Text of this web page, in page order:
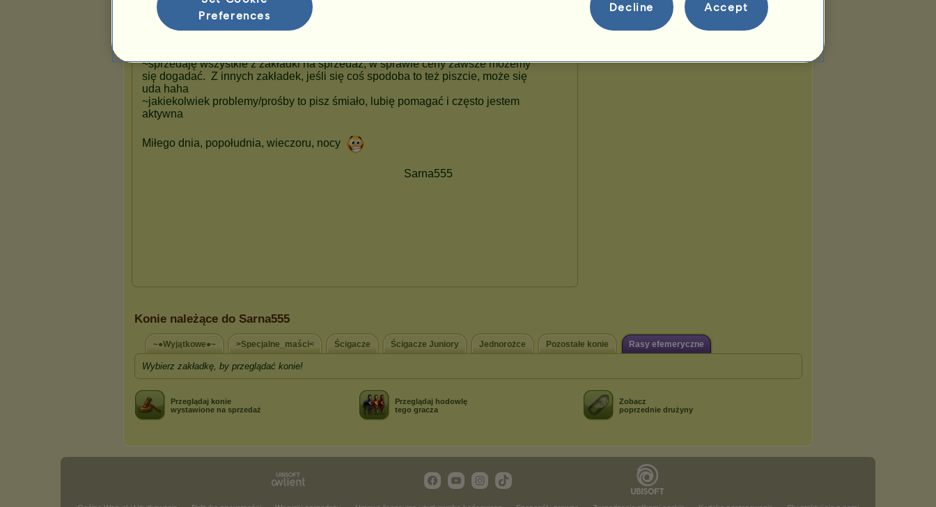
Konie należące do Sarna555
~●Wyjątkowe●~ >Specjalne_maści< Ścigacze Ścigacze Juniory Jednorożce Pozostałe konie Rasy efemeryczne
Wybierz zakładkę, by przeglądać konie!
Przeglądaj konie
wystawione na sprzedaż
Przeglądaj hodowlę
tego gracza
Zobacz
poprzednie drużyny
Preferences
Decline Accept